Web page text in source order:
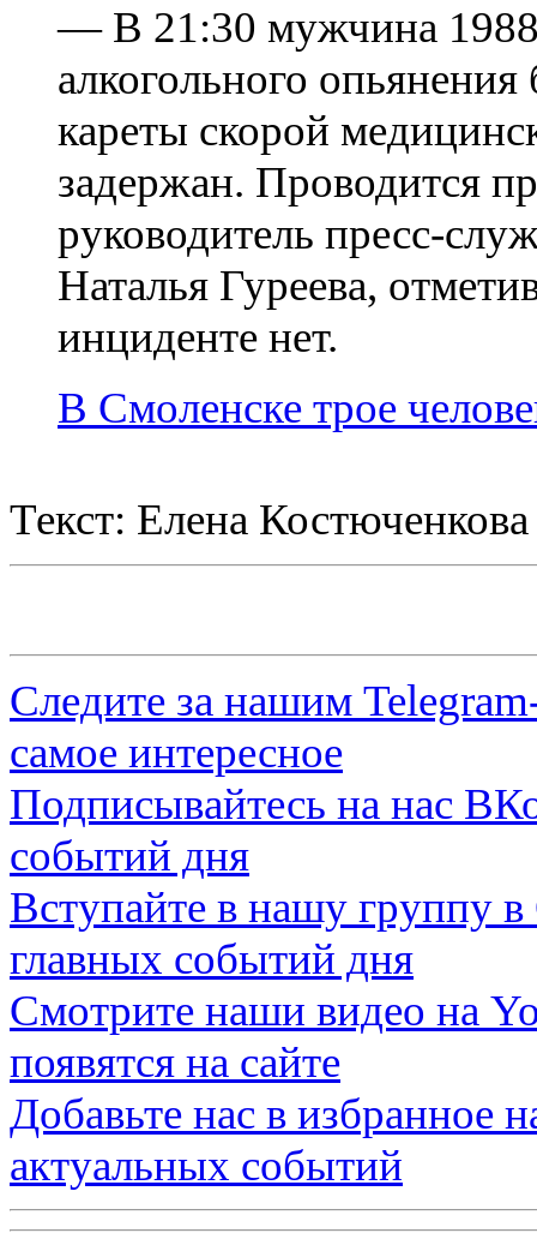
— В 21:30 мужчина 1988
алкогольного
кареты скорой
задержан. Проводится
руководитель пресс-
Наталья Гуреева,
инциденте нет.
В Смоленске трое
Текст: Елена Костюченкова
Следите за нашим
самое интересное
Подписывайтесь на нас
событий дня
Вступайте в нашу группу в
главных событий дня
Смотрите наши видео на
появятся на сайте
Добавьте нас в избранное
актуальных событий